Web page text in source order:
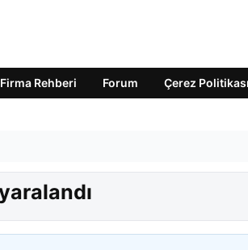
Firma Rehberi Forum Çerez Politikası